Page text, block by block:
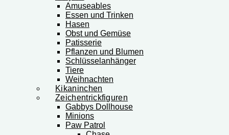
Amuseables
Essen und Trinken
Hasen
Obst und Gemüse
Patisserie
Pflanzen und Blumen
Schlüsselanhänger
Tiere
Weihnachten
Kikaninchen
Zeichentrickfiguren
Gabbys Dollhouse
Minions
Paw Patrol